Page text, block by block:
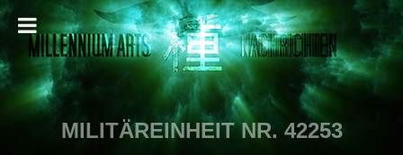
MILITÄREINHEIT NR. 42253